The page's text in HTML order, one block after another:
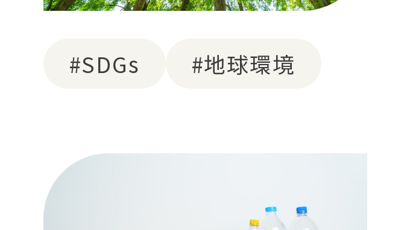
#SDGs #地球環境